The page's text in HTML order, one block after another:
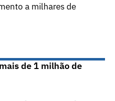
a milhares de
de 1 milhão de